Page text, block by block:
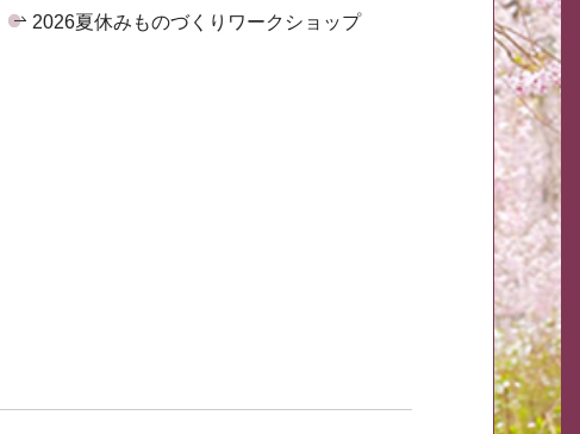
2026夏休みものづくりワークショップ